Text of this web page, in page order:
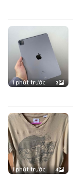
1 phút trước 3
1 phút trước 4